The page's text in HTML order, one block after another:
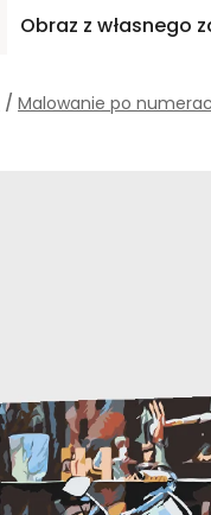
Obraz z własnego
/ Malowanie po